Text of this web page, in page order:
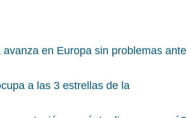
en Europa sin problemas ante
a las 3 estrellas de la